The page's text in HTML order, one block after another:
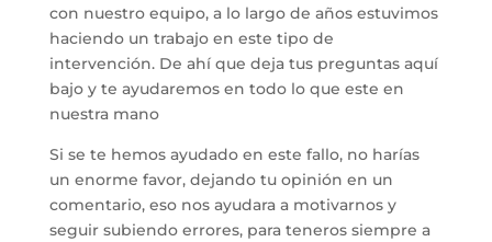
con nuestro equipo, a lo largo de años estuvimos
haciendo un trabajo en este tipo de
intervención. De ahí que deja tus preguntas aquí
bajo y te ayudaremos en todo lo que este en
nuestra mano
Si se te hemos ayudado en este fallo, no harías
un enorme favor, dejando tu opinión en un
comentario, eso nos ayudara a motivarnos y
seguir subiendo errores, para teneros siempre a